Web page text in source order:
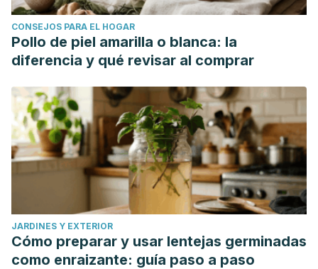
CONSEJOS PARA EL HOGAR
Pollo de piel amarilla o blanca: la
diferencia y qué revisar al comprar
JARDINES Y EXTERIOR
Cómo preparar y usar lentejas germinadas
como enraizante: guía paso a paso